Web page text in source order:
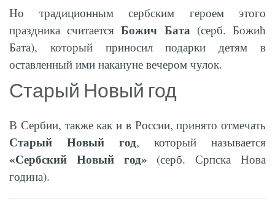
Но традиционным сербским героем этого
праздника считаетсяБожич Бата(серб. Божић
Бата), который приносил подарки детям в
оставленный ими накануне вечером чулок.
Старый Новый год
В Сербии, также как и в России, принято отмечать
Старый Новый год, который называется
«Сербский Новый год» (серб. Српска Нова
година).